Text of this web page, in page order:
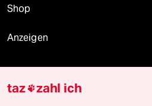
Shop
Anzeigen
Fragen & Hilfe
taz zahl ich